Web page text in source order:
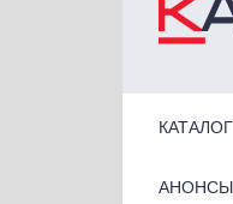
КАТАЛОГ
Primary
АНОНСЫ